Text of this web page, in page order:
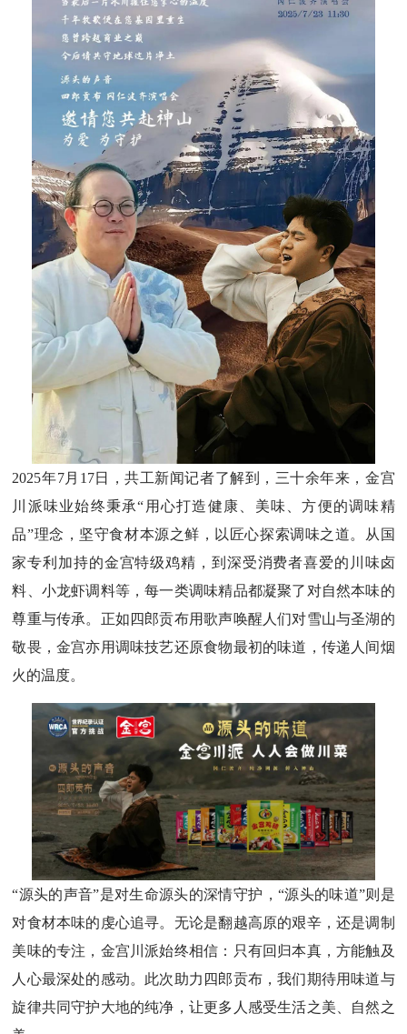
2025年7月17日，共工新闻记者了解到，三十余年来，金宫
川派味业始终秉承“用心打造健康、美味、方便的调味精
品”理念，坚守食材本源之鲜，以匠心探索调味之道。从国
家专利加持的金宫特级鸡精，到深受消费者喜爱的川味卤
料、小龙虾调料等，每一类调味精品都凝聚了对自然本味的
尊重与传承。正如四郎贡布用歌声唤醒人们对雪山与圣湖的
敬畏，金宫亦用调味技艺还原食物最初的味道，传递人间烟
火的温度。
“源头的声音”是对生命源头的深情守护，“源头的味道”则是
对食材本味的虔心追寻。无论是翻越高原的艰辛，还是调制
美味的专注，金宫川派始终相信：只有回归本真，方能触及
人心最深处的感动。此次助力四郎贡布，我们期待用味道与
旋律共同守护大地的纯净，让更多人感受生活之美、自然之